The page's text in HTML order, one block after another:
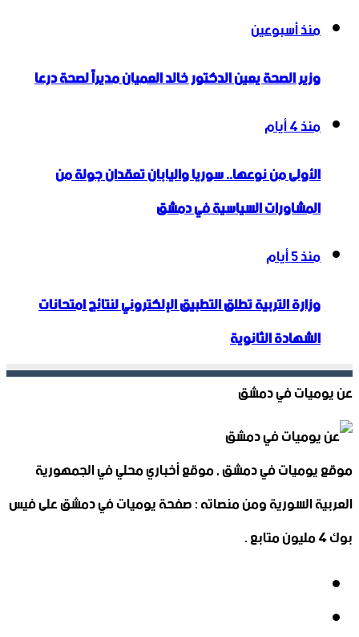
منذ أسبوعين
وزير الصحة يعين الدكتور خالد العميان مديراً لصحة درعا
منذ 4 أيام
الأولى من نوعها.. سوريا واليابان تعقدان جولة من
المشاورات السياسية في دمشق
منذ 5 أيام
وزارة التربية تطلق التطبيق الإلكتروني لنتائج امتحانات
الشهادة الثانوية
عن يوميات في دمشق
موقع يوميات في دمشق , موقع أخباري محلي في الجمهورية
العربية السورية ومن منصاته : صفحة يوميات في دمشق على فيس
بوك 4 مليون متابع .